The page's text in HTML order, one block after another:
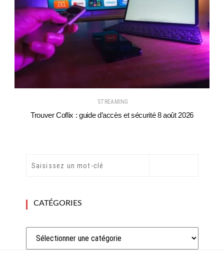
STREAMING
Trouver Coflix : guide d’accès et sécurité 8 août 2026
CATÉGORIES